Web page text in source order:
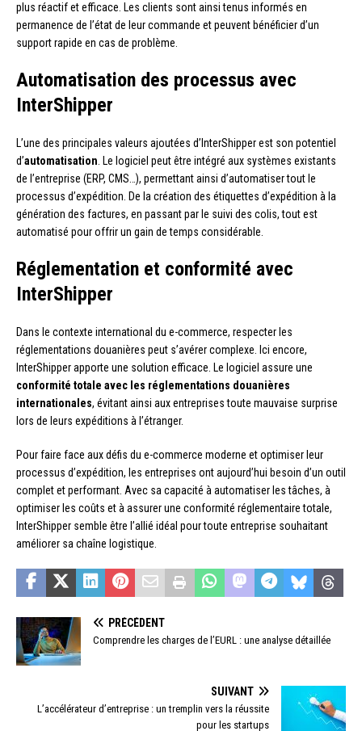
plus réactif et efficace. Les clients sont ainsi tenus informés en
permanence de l’état de leur commande et peuvent bénéficier d’un
support rapide en cas de problème.
Automatisation des processus avec
InterShipper
L’une des principales valeurs ajoutées d’InterShipper est son potentiel
d’automatisation. Le logiciel peut être intégré aux systèmes existants
de l’entreprise (ERP, CMS…), permettant ainsi d’automatiser tout le
processus d’expédition. De la création des étiquettes d’expédition à la
génération des factures, en passant par le suivi des colis, tout est
automatisé pour offrir un gain de temps considérable.
Réglementation et conformité avec
InterShipper
Dans le contexte international du e-commerce, respecter les
réglementations douanières peut s’avérer complexe. Ici encore,
InterShipper apporte une solution efficace. Le logiciel assure une
conformité totale avec les réglementations douanières
internationales, évitant ainsi aux entreprises toute mauvaise surprise
lors de leurs expéditions à l’étranger.
Pour faire face aux défis du e-commerce moderne et optimiser leur
processus d’expédition, les entreprises ont aujourd’hui besoin d’un outil
complet et performant. Avec sa capacité à automatiser les tâches, à
optimiser les coûts et à assurer une conformité réglementaire totale,
InterShipper semble être l’allié idéal pour toute entreprise souhaitant
améliorer sa chaîne logistique.
PRÉCÉDENT
Comprendre les charges de l’EURL : une analyse détaillée
SUIVANT
L’accélérateur d’entreprise : un tremplin vers la réussite
pour les startups